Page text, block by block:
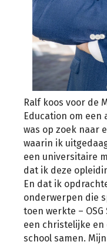
Ralf koos voor de
Education om een
was op zoek naar
waarin ik
een universitaire
dat ik deze
En dat ik
onderwerpen die
toen werkte –
een christelijke
school samen.